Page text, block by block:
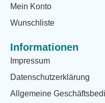
Mein Konto
Wunschliste
Informationen
Impressum
Datenschutzerklärung
Allgemeine